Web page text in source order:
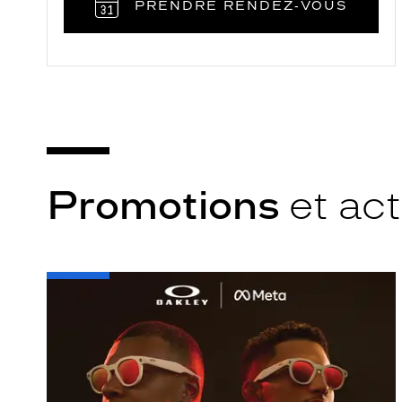
PRENDRE RENDEZ‑VOUS
Promotions et
-